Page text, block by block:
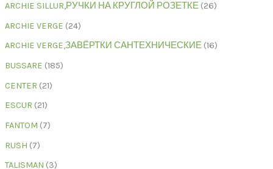
ARCHIE SILLUR,РУЧКИ НА КРУГЛОЙ РОЗЕТКЕ 26
ARCHIE VERGE 24
ARCHIE VERGE,ЗАВЁРТКИ САНТЕХНИЧЕСКИЕ 16
BUSSARE 185
CENTER 21
ESCUR 21
FANTOM 7
RUSH 7
TALISMAN 3